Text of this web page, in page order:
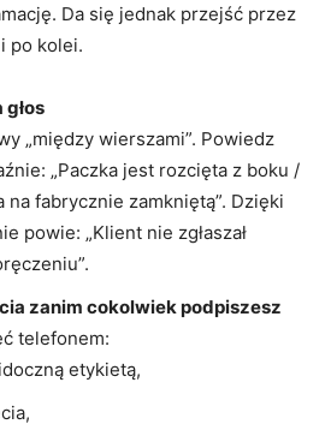
Da się jednak przejść przez
po kolei.
„między wierszami”. Powiedz
„Paczka jest rozcięta z boku /
na fabrycznie zamkniętą”. Dzięki
powie: „Klient nie zgłaszał
zanim cokolwiek podpiszesz
telefonem:
etykietą,